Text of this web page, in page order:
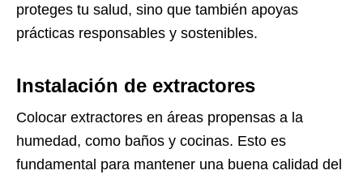
proteges tu salud, sino que también apoyas
prácticas responsables y sostenibles.
Instalación de extractores
Colocar extractores en áreas propensas a la
humedad, como baños y cocinas. Esto es
fundamental para mantener una buena calidad del